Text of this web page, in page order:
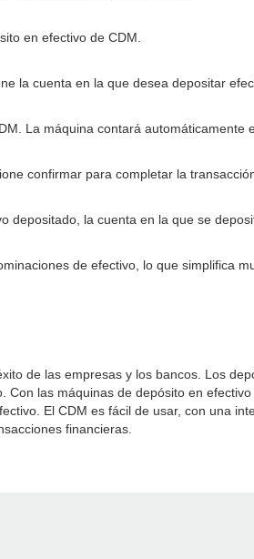
en efectivo de CDM.
la cuenta en la que desea depositar
La máquina contará automáticamente
confirmar para completar la
la cuenta en la que se
de efectivo, lo que simplifica
de las empresas y los bancos. Los
las máquinas de depósito en
El CDM es fácil de usar, con una
financieras.